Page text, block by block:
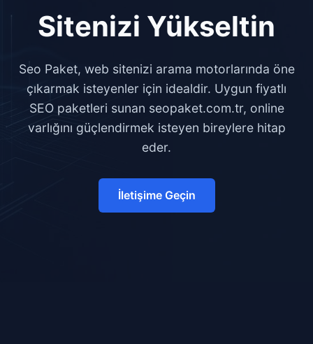
Sitenizi Yükseltin
Seo Paket, web sitenizi arama motorlarında öne
çıkarmak isteyenler için idealdir. Uygun fiyatlı
SEO paketleri sunan seopaket.com.tr, online
varlığını güçlendirmek isteyen bireylere hitap
eder.
İletişime Geçin